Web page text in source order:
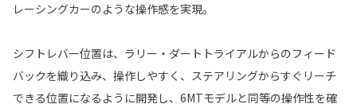
レーシングカーのような操作感を実現。
シフトレバー位置は、ラリー・ダートトライアルからのフィード
バックを織り込み、操作しやすく、ステアリングからすぐリーチ
できる位置になるように開発し、6MTモデルと同等の操作性を確